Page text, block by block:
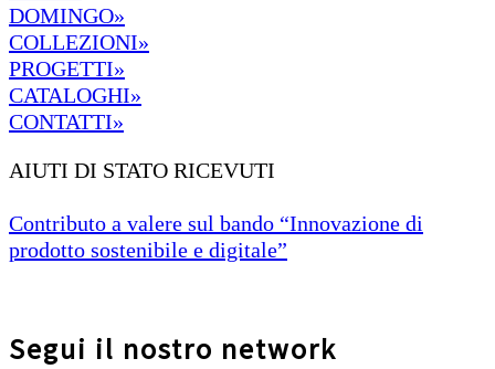
DOMINGO»
COLLEZIONI»
PROGETTI»
CATALOGHI»
CONTATTI»
AIUTI DI STATO RICEVUTI
Contributo a valere sul bando “Innovazione di
prodotto sostenibile e digitale”
Segui il nostro network